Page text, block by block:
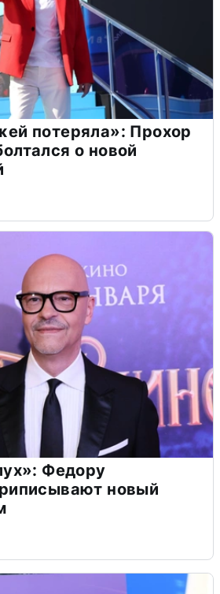
потеряла»: Прохор
о новой
Федору
новый